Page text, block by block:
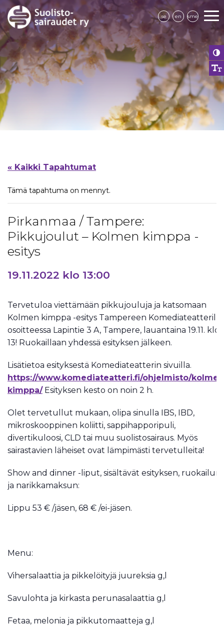
se en sme
« Kaikki Tapahtumat
Tämä tapahtuma on mennyt.
Pirkanmaa / Tampere:
Pikkujoulut – Kolmen kimppa -
esitys
19.11.2022 klo 13:00
Tervetuloa viettämään pikkujouluja ja katsomaan
Kolmen kimppa -esitys Tampereen Komediateatterilla,
osoitteessa Lapintie 3 A, Tampere, lauantaina 19.11. klo
13! Ruokaillaan yhdessä esityksen jälkeen.
Lisätietoa esityksestä Komediateatterin sivuilla.
https://www.komediateatteri.fi/ohjelmisto/
kimppa/Esityksen kesto on noin 2 h.
Olet tervetullut mukaan, olipa sinulla IBS, IBD,
mikroskooppinen koliitti, sappihapporipuli,
divertikuloosi, CLD tai muu suolistosairaus. Myös
sairastavien läheiset ovat lämpimästi tervetulleita!
Show and dinner -liput, sisältävät esityksen, ruokailun
ja narikkamaksun:
Lippu 53 € /jäsen, 68 € /ei-jäsen.
Menu:
Vihersalaattia ja pikkelöityjä juureksia g,l
Savulohta ja kirkasta perunasalaattia g,l
Fetaa, melonia ja pikkutomaatteja g,l